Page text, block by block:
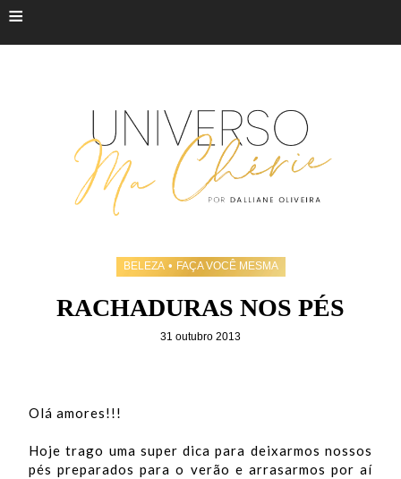
≡
BELEZA• FAÇA VOCÊ MESMA
RACHADURAS NOS PÉS
31 outubro 2013
Olá amores!!!
Hoje trago uma super dica para deixarmos nossos
pés preparados para o verão e arrasarmos por aí